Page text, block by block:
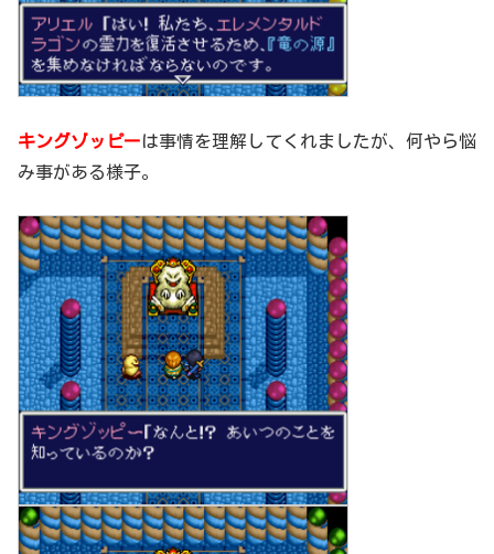
キングゾッピーは事情を理解してくれましたが、何やら悩
み事がある様子。